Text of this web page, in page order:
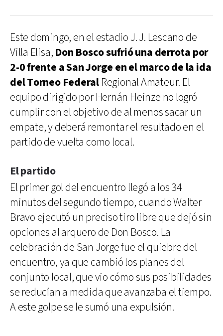
Este domingo, en el estadio J. J. Lescano de
Villa Elisa, Don Bosco sufrió una derrota por
2-0 frente a San Jorge en el marco de la ida
del Torneo FederalRegional Amateur. El
equipo dirigido por Hernán Heinze no logró
cumplir con el objetivo de al menos sacar un
empate, y deberá remontar el resultado en el
partido de vuelta como local.
El partido
El primer gol del encuentro llegó a los 34
minutos del segundo tiempo, cuando Walter
Bravo ejecutó un preciso tiro libre que dejó sin
opciones al arquero de Don Bosco. La
celebración de San Jorge fue el quiebre del
encuentro, ya que cambió los planes del
conjunto local, que vio cómo sus posibilidades
se reducían a medida que avanzaba el tiempo.
A este golpe se le sumó una expulsión.